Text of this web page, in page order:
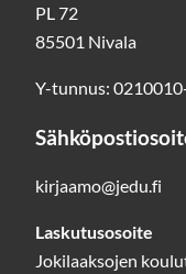
PL 72
85501 Nivala
Y-tunnus:
kirjaamo@jedu.fi
Laskutusosoite
Jokilaaksojen